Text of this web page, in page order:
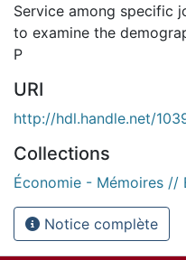
Service among specific
to examine the
P
URI
http://hdl.handle.net/
Collections
Économie - Mémoires //
Notice complète